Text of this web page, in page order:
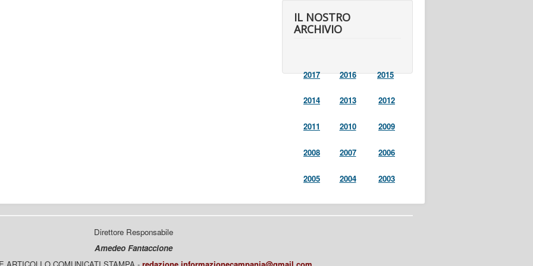
IL NOSTRO
ARCHIVIO
2017 2016 2015
2014 2013 2012
2011 2010 2009
2008 2007 2006
2005 2004 2003
Direttore Responsabile
Amedeo Fantaccione